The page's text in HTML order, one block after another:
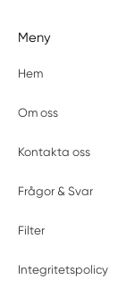
Meny
Hem
Om oss
Kontakta oss
Frågor & Svar
Filter
Integritetspolicy